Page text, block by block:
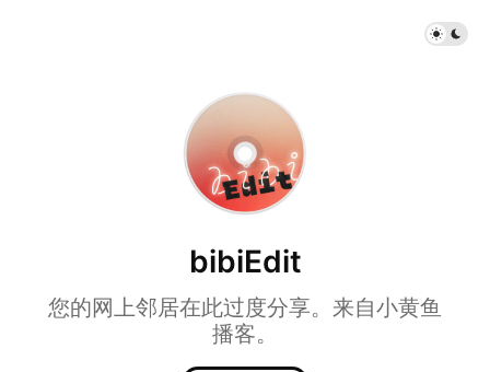
bibiEdit
您的网上邻居在此过度分享。来自小黄鱼
播客。